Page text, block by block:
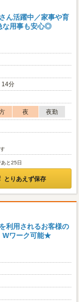
ん活躍中／家事や育
な用事も安心◎
14分
夜
夜勤
と25日
とりあえず保存
利用されるお客様の
Wワーク可能★